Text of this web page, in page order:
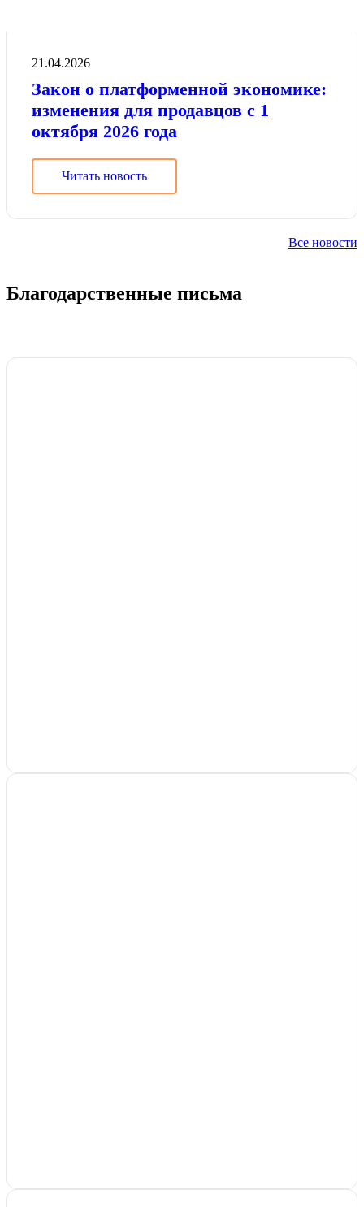
21.04.2026
Закон о платформенной экономике:
изменения для продавцов с 1
октября 2026 года
Читать новость
Все новости
Благодарственные письма